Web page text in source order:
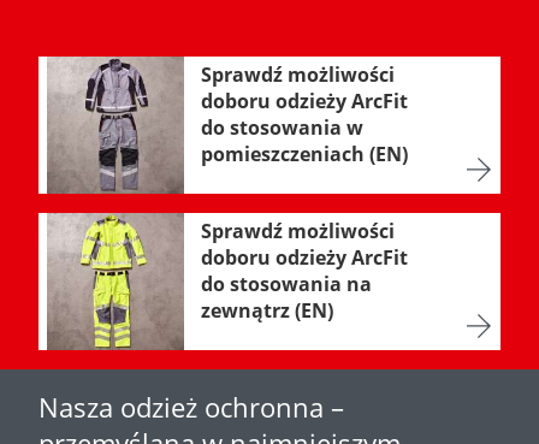
Sprawdź możliwości
doboru odzieży ArcFit
do stosowania w
pomieszczeniach (EN)
Sprawdź możliwości
doboru odzieży ArcFit
do stosowania na
zewnątrz (EN)
Nasza odzież ochronna –